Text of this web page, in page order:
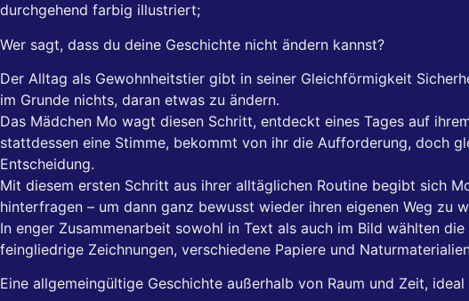
durchgehend farbig illustriert;
Wer sagt, dass du deine Geschichte nicht ändern kannst?
Der Alltag als Gewohnheitstier gibt in seiner Gleichförmigkeit
im Grunde nichts, daran etwas zu ändern.
Das Mädchen Mo wagt diesen Schritt, entdeckt eines Tages auf
stattdessen eine Stimme, bekommt von ihr die Aufforderung, doch
Entscheidung.
Mit diesem ersten Schritt aus ihrer alltäglichen Routine begibt sich
hinterfragen – um dann ganz bewusst wieder ihren eigenen Weg zu
In enger Zusammenarbeit sowohl in Text als auch im Bild wählten
feingliedrige Zeichnungen, verschiedene Papiere und
Eine allgemeingültige Geschichte außerhalb von Raum und Zeit,